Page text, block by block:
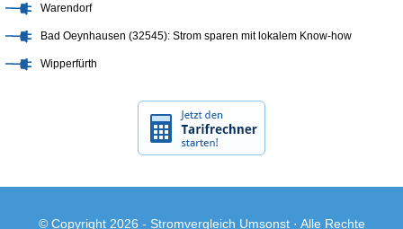
Warendorf
Bad Oeynhausen (32545): Strom sparen mit lokalem Know-how
Wipperfürth
© Copyright 2026 - Stromvergleich Umsonst· Alle Rechte